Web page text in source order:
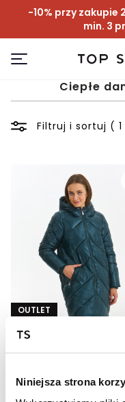
Niniejsza strona
-10% przy zakupie
min. 3
Ciepłe
Filtruj i
OUTLET
HOT
Długa kurtka z kapturem
Cena regularna399,99 zł